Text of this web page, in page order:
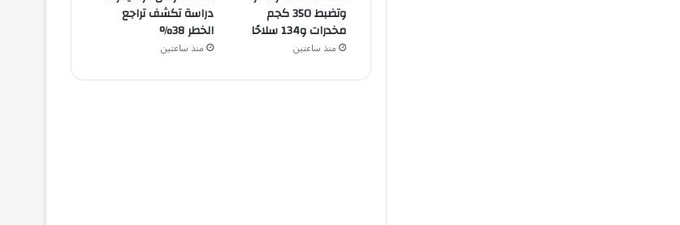
وتضبط 350 كجم
مخدرات و134 سلاحًا
منذ ساعتين
دراسة تكشف تراجع
الخطر 38%
منذ ساعتين